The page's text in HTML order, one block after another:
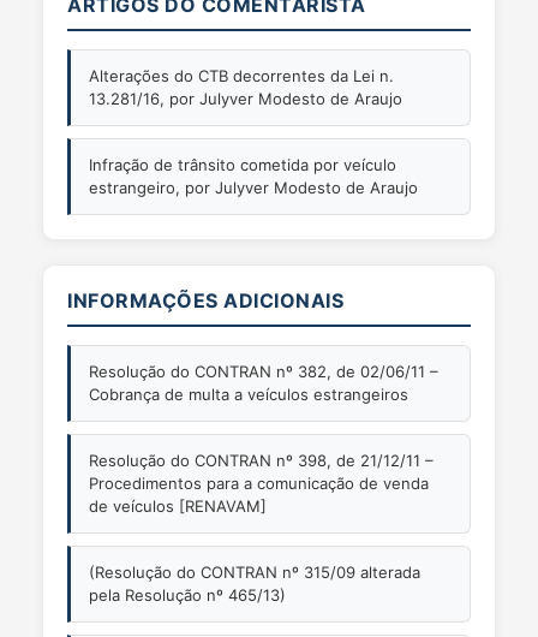
ARTIGOS DO COMENTARISTA
Alterações do CTB decorrentes da Lei n.
13.281/16, por Julyver Modesto de Araujo
Infração de trânsito cometida por veículo
estrangeiro, por Julyver Modesto de Araujo
INFORMAÇÕES ADICIONAIS
Resolução do CONTRAN nº 382, de 02/06/11 –
Cobrança de multa a veículos estrangeiros
Resolução do CONTRAN nº 398, de 21/12/11 –
Procedimentos para a comunicação de venda
de veículos [RENAVAM]
(Resolução do CONTRAN nº 315/09 alterada
pela Resolução nº 465/13)